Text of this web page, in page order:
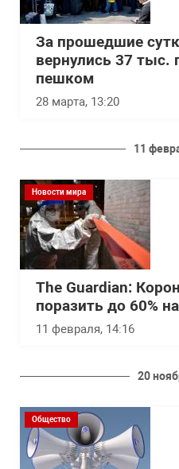
За прошедшие
вернулись 37 тыс.
пешком
28 марта, 13:20
11
Новости мира
The Guardian:
поразить до 60%
11 февраля, 14:16
20
Общество